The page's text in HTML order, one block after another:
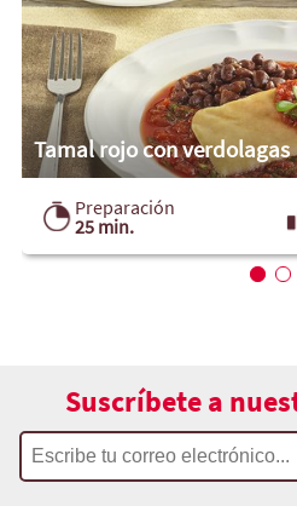
Tamal rojo con verdolagas
Preparación
25 min.
Suscríbete a